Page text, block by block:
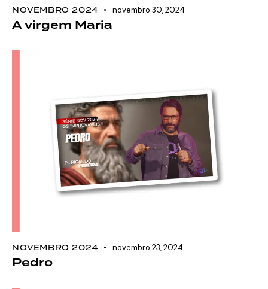
NOVEMBRO 2024 novembro 30, 2024
A virgem Maria
NOVEMBRO 2024 novembro 23, 2024
Pedro